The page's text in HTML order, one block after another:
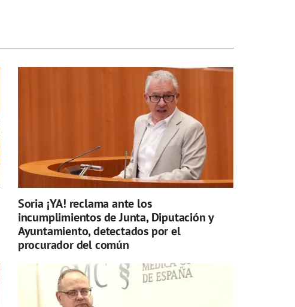
Soria ¡YA! reclama ante los
incumplimientos de Junta, Diputación y
Ayuntamiento, detectados por el
procurador del común